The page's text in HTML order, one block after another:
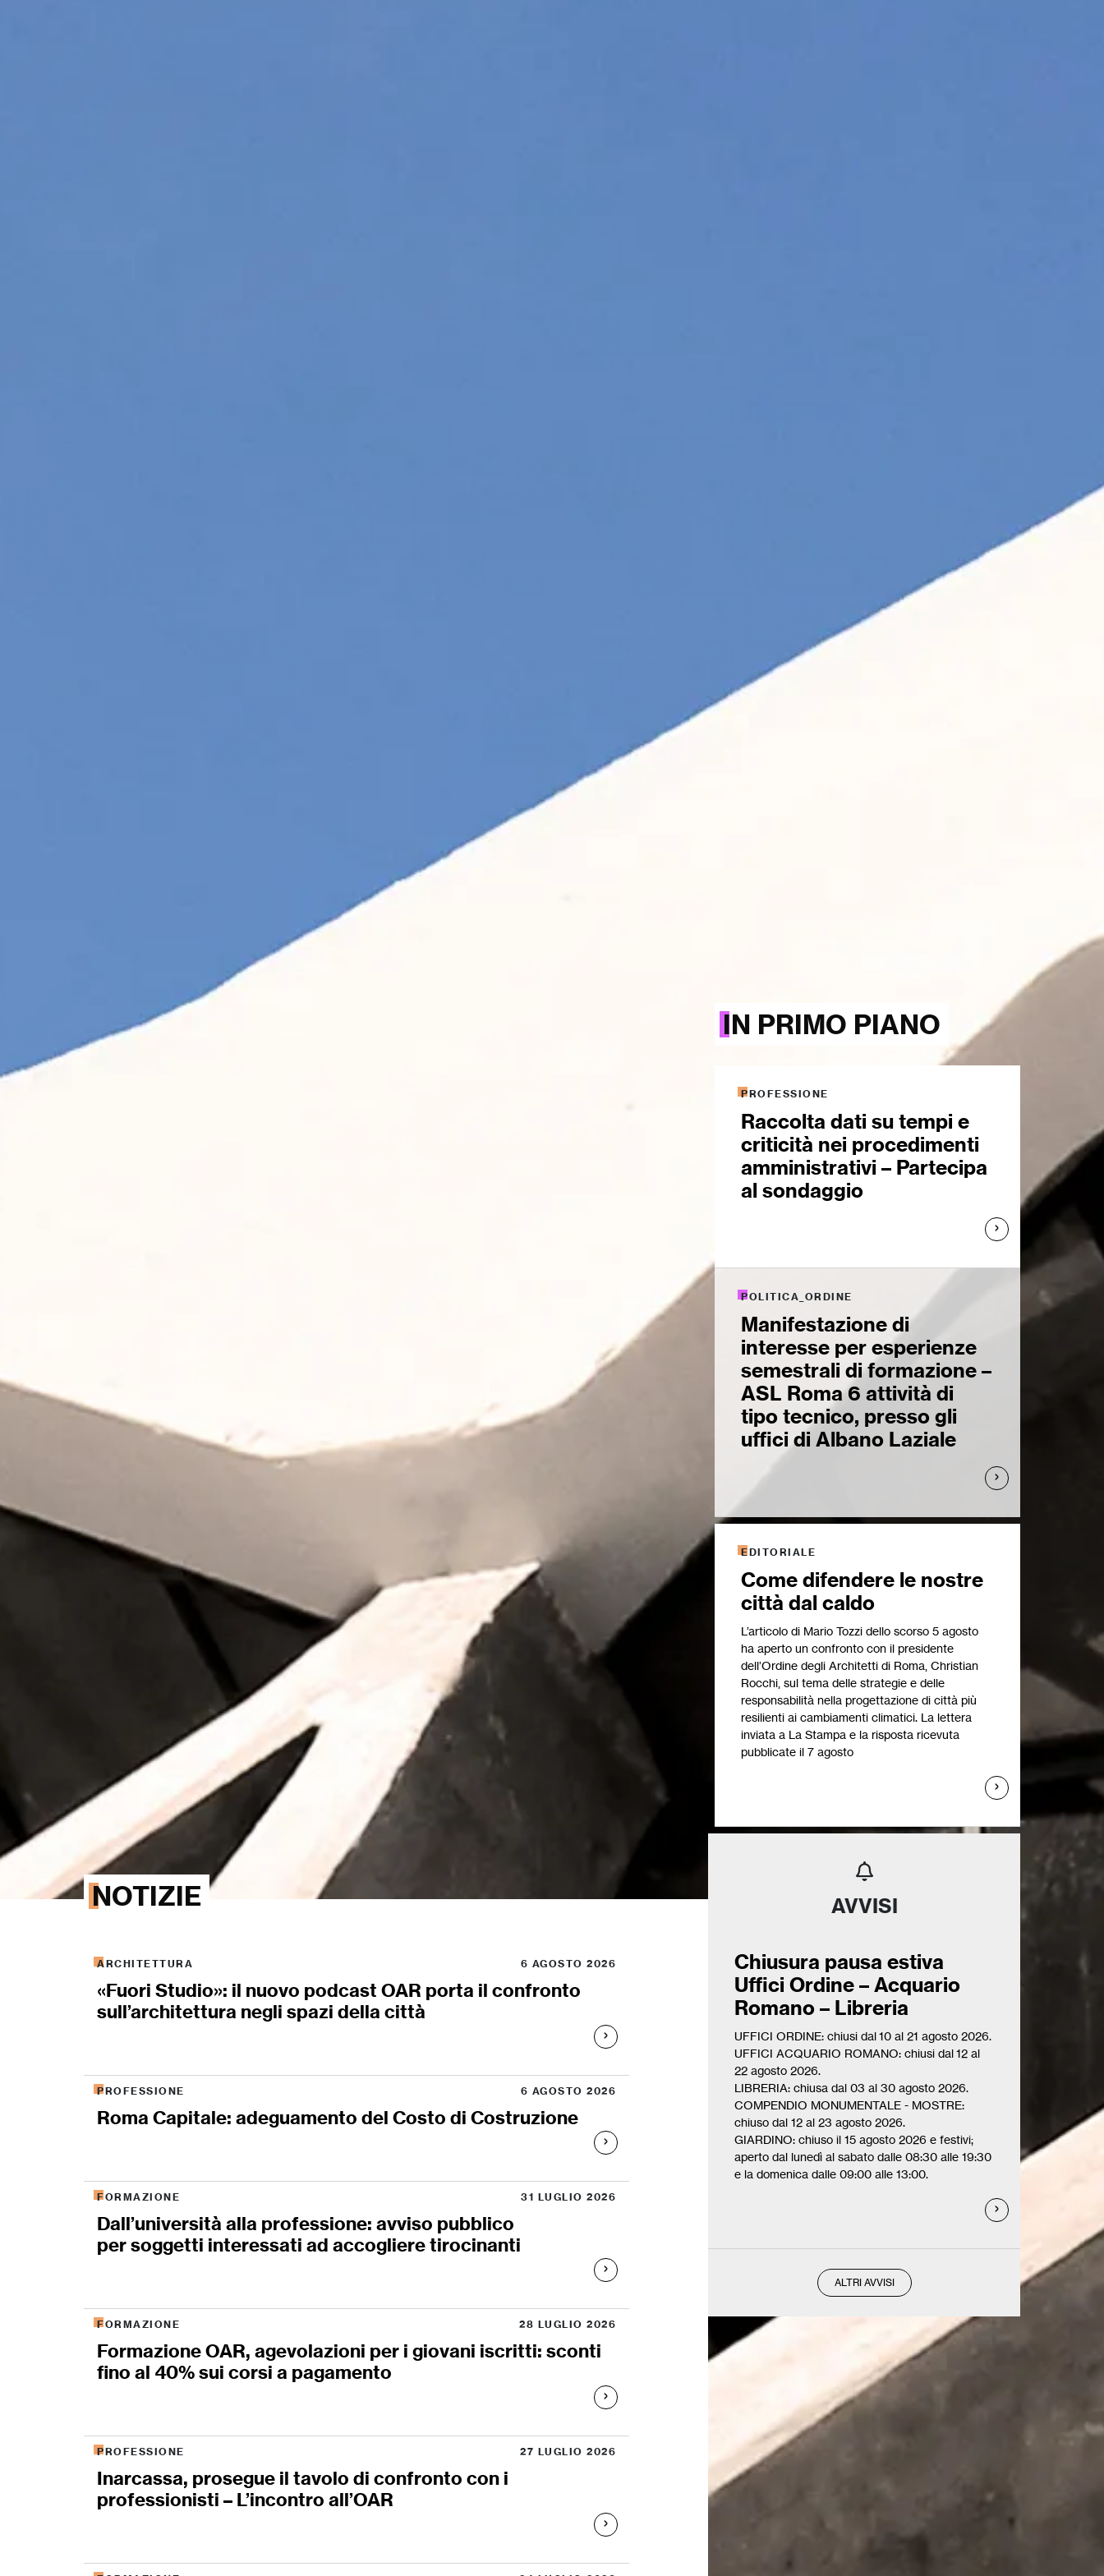
NOTIZIE
ARCHITETTURA 6 AGOSTO 2026
«Fuori Studio»: il nuovo podcast OAR porta il confronto
sull’architettura negli spazi della città
PROFESSIONE 6 AGOSTO 2026
Roma Capitale: adeguamento del Costo di Costruzione
FORMAZIONE 31 LUGLIO 2026
Dall’università alla professione: avviso pubblico
per soggetti interessati ad accogliere tirocinanti
FORMAZIONE 28 LUGLIO 2026
Formazione OAR, agevolazioni per i giovani iscritti: sconti
fino al 40% sui corsi a pagamento
PROFESSIONE 27 LUGLIO 2026
Inarcassa, prosegue il tavolo di confronto con i
professionisti – L’incontro all’OAR
IN PRIMO PIANO
PROFESSIONE
Raccolta dati su tempi e
criticità nei procedimenti
amministrativi – Partecipa
al sondaggio
POLITICA_ORDINE
Manifestazione di
interesse per esperienze
semestrali di formazione –
ASL Roma 6 attività di
tipo tecnico, presso gli
uffici di Albano Laziale
EDITORIALE
Come difendere le nostre
città dal caldo
L’articolo di Mario Tozzi dello scorso 5 agosto
ha aperto un confronto con il presidente
dell’Ordine degli Architetti di Roma, Christian
Rocchi, sul tema delle strategie e delle
responsabilità nella progettazione di città più
resilienti ai cambiamenti climatici. La lettera
inviata a La Stampa e la risposta ricevuta
pubblicate il 7 agosto
AVVISI
Chiusura pausa estiva
Uffici Ordine – Acquario
Romano – Libreria
UFFICI ORDINE: chiusi dal 10 al 21 agosto 2026.
UFFICI ACQUARIO ROMANO: chiusi dal 12 al
22 agosto 2026.
LIBRERIA: chiusa dal 03 al 30 agosto 2026.
COMPENDIO MONUMENTALE - MOSTRE:
chiuso dal 12 al 23 agosto 2026.
GIARDINO: chiuso il 15 agosto 2026 e festivi;
aperto dal lunedì al sabato dalle 08:30 alle 19:30
e la domenica dalle 09:00 alle 13:00.
ALTRI AVVISI